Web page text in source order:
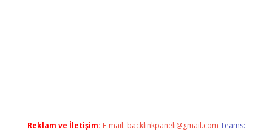
Reklam ve İletişim: E-mail: backlinkpaneli@gmail.com Teams: